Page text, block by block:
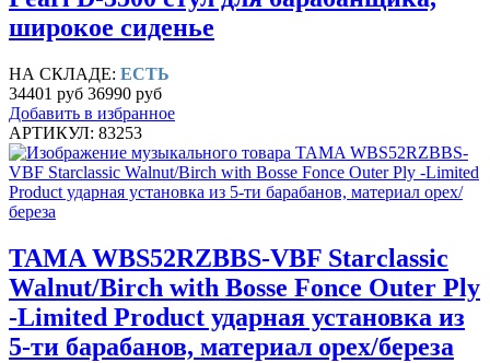
широкое сиденье
НА СКЛАДЕ: ЕСТЬ
34401 руб 36990 руб
Добавить в избранное
АРТИКУЛ: 83253
TAMA WBS52RZBBS-VBF Starclassic
Walnut/Birch with Bosse Fonce Outer Ply
-Limited Product ударная установка из
5-ти барабанов, материал орех/береза